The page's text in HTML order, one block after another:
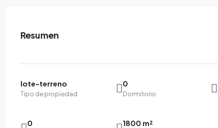
Resumen
lote-terreno
Tipo de propiedad
0
Dormitorio
0 1800 m²